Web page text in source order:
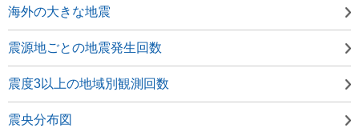
海外の大きな地震
震源地ごとの地震発生回数
震度3以上の地域別観測回数
震央分布図